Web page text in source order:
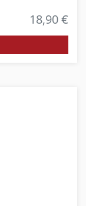
18,90 €